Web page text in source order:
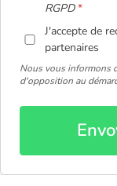
RGPD
J'accepte de
partenaires
Nous vous informons
d'opposition au